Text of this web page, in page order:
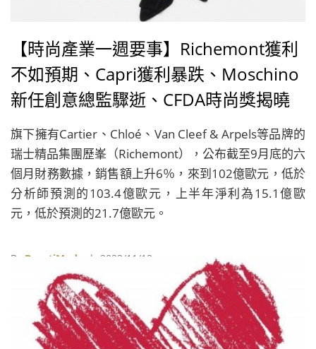
【時尚產業一週要事】Richemont獲利
不如預期、Capri獲利暴跌、Moschino
新任創意總監驟逝、CFDA時尚獎揭曉
旗下擁有Cartier、Chloé、Van Cleef & Arpels等品牌的
瑞士精品集團歷峯（Richemont），公布截至9月底的六
個月財務數據，銷售額上升6％，來到102億歐元，低於
分析師預測的103.4億歐元，上半年淨利為15.1億歐
元，低於預測的21.7億歐元。
By BeautiMode | 2023/11/12